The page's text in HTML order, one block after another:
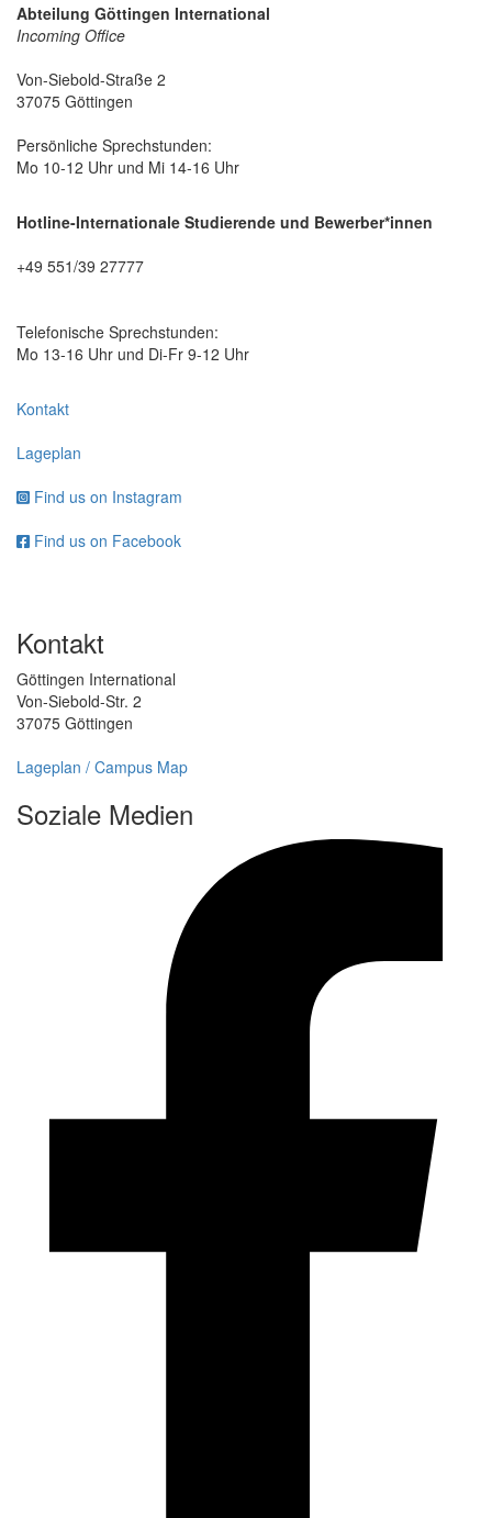
Abteilung Göttingen International
Incoming Office
Von-Siebold-Straße 2
37075 Göttingen
Persönliche Sprechstunden:
Mo 10-12 Uhr und Mi 14-16 Uhr
Hotline-Internationale Studierende und Bewerber*innen
+49 551/39 27777
Telefonische Sprechstunden:
Mo 13-16 Uhr und Di-Fr 9-12 Uhr
Kontakt
Lageplan
Find us on Instagram
Find us on Facebook
Kontakt
Göttingen International
Von-Siebold-Str. 2
37075 Göttingen
Lageplan / Campus Map
Soziale Medien